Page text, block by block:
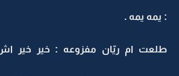
: يمه يمه .
طلعت ام ريّان مفزوعه : خير خير اش